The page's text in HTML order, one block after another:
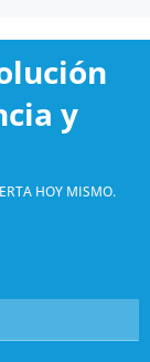
y
HOY MISMO.